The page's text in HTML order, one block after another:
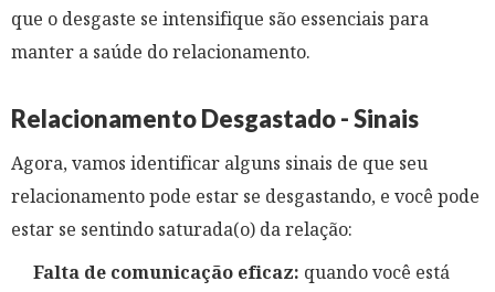
que o desgaste se intensifique são essenciais para
manter a saúde do relacionamento.
Relacionamento Desgastado - Sinais
Agora, vamos identificar alguns sinais de que seu
relacionamento pode estar se desgastando, e você pode
estar se sentindo saturada(o) da relação:
Falta de comunicação eficaz: quando você está